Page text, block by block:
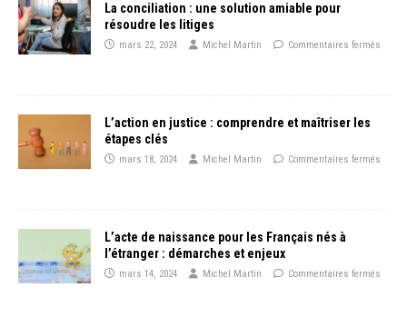
La conciliation : une solution amiable pour
résoudre les litiges
mars 22, 2024 Michel Martin Commentaires fermés
L’action en justice : comprendre et maîtriser les
étapes clés
mars 18, 2024 Michel Martin Commentaires fermés
L’acte de naissance pour les Français nés à
l’étranger : démarches et enjeux
mars 14, 2024 Michel Martin Commentaires fermés